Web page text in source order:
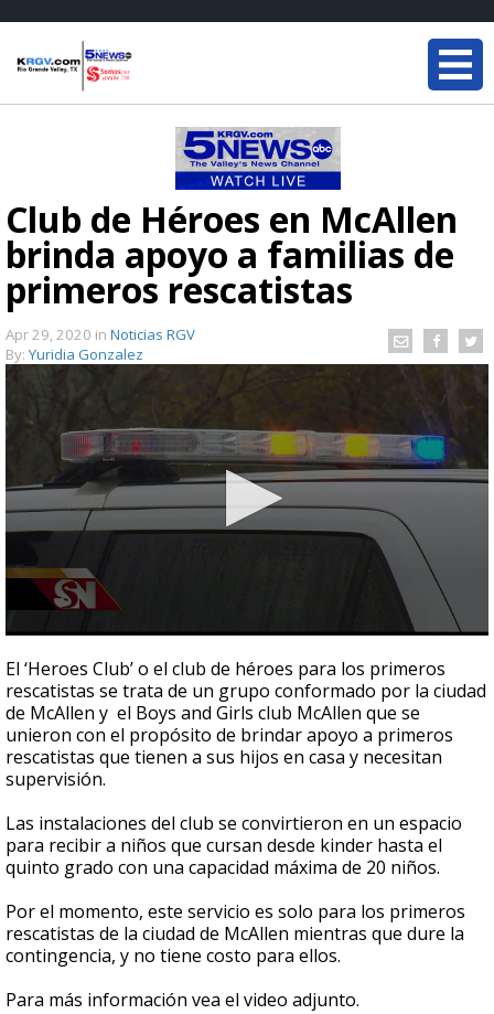
Club de Héroes en McAllen
brinda apoyo a familias de
primeros rescatistas
Apr 29, 2020 in Noticias RGV
By: Yuridia Gonzalez
seconds
of
2
minutes,
41
seconds
El ‘Heroes Club’ o el club de héroes para los primeros
rescatistas se trata de un grupo conformado por la ciudad
de McAllen y el Boys and Girls club McAllen que se
unieron con el propósito de brindar apoyo a primeros
rescatistas que tienen a sus hijos en casa y necesitan
supervisión.
Las instalaciones del club se convirtieron en un espacio
para recibir a niños que cursan desde kinder hasta el
quinto grado con una capacidad máxima de 20 niños.
Por el momento, este servicio es solo para los primeros
rescatistas de la ciudad de McAllen mientras que dure la
contingencia, y no tiene costo para ellos.
Para más información vea el video adjunto.